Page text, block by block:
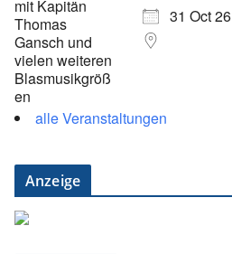
31 Oct 26
alle Veranstaltungen
Anzeige